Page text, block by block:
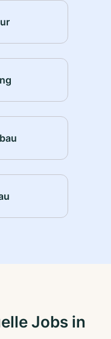
Jobs in